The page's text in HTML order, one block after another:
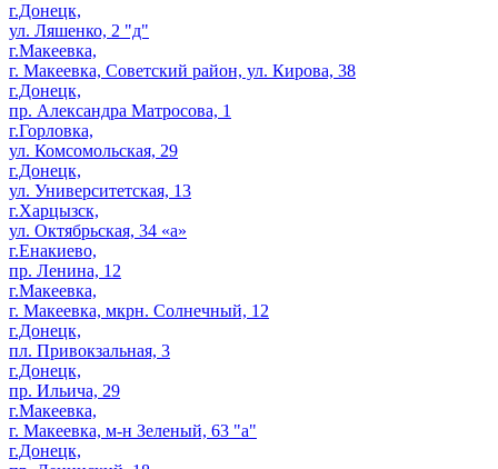
г.Донецк,
ул. Ляшенко, 2 "д"
г.Макеевка,
г. Макеевка, Советский район, ул. Кирова, 38
г.Донецк,
пр. Александра Матросова, 1
г.Горловка,
ул. Комсомольская, 29
г.Донецк,
ул. Университетская, 13
г.Харцызск,
ул. Октябрьская, 34 «а»
г.Енакиево,
пр. Ленина, 12
г.Макеевка,
г. Макеевка, мкрн. Солнечный, 12
г.Донецк,
пл. Привокзальная, 3
г.Донецк,
пр. Ильича, 29
г.Макеевка,
г. Макеевка, м-н Зеленый, 63 "а"
г.Донецк,